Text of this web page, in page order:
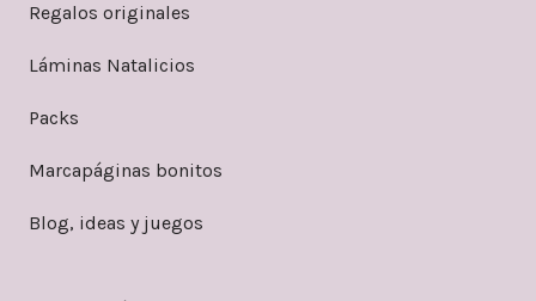
Regalos originales
Láminas Natalicios
Packs
Marcapáginas bonitos
Blog, ideas y juegos